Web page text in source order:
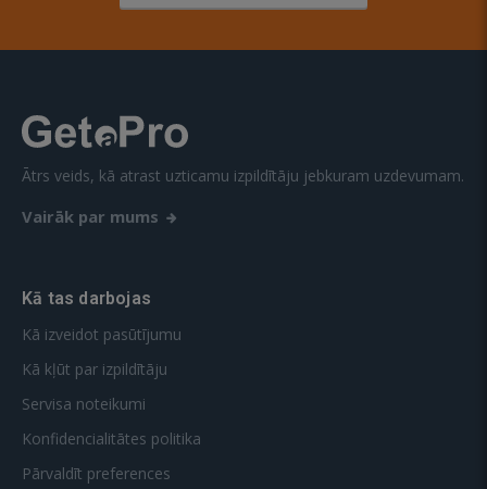
Ātrs veids, kā atrast uzticamu izpildītāju jebkuram uzdevumam.
Vairāk par mums
Kā tas darbojas
Kā izveidot pasūtījumu
Kā kļūt par izpildītāju
Servisa noteikumi
Konfidencialitātes politika
Pārvaldīt preferences